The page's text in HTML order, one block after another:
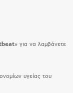
» για να λαμβάνετε
υγείας του